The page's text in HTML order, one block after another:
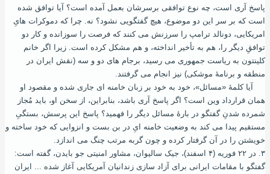
پاسخ آری است، چه نوع توافقی برسرشان بعمل آمده است؟ آیا توافق شده
است که بر سر این دو موضوع، هیچ گفتگویی نشود؟ نه. چرا که دموکرات هایِ
امریکایی، دونالد ترامپ را سرزنش می‌ کنند که فرصت را سوزانده و کار دو
توافقِ دیگر را، هم به تأخیر انداخته، و هم مشکل کرده‌ است. زیرا اگر خانم
کلینتون به ریاست جمهوری می ‌رسید، برجام‌ های دو و سه (نقش ایران در
منطقه و برنامۀ موشکی) نیز انجام می ‌گرفتند.
آیا کلمۀ «مسائل»، خود به خود بر زبان خامنه‌ ای جاری شده و مقصود او
همان قرارداد وین ‌است؟ اگر پاسخ آری باشد، بنابراین، از سخن او، باید مُجاز
شمرده شدنِ گفتگو در بارۀ مسائل دیگر را فهمید؟ پاسخ این پرسش، بستگیِ
مستقیم پیدا می‌ کند به وضعیت خامنه ‌ایِ در بن‌ بست و انزوایی که خود ساخته و
خویشتن را در آن گرفتار کرده و چون گربه مرتب چنگ می ‌اندازد.
۳. در ۲۲ فوریه (۴ اسفند)، جیک سالیوان، مشاور امنیتی جو بایدن، گفته است:
گفتگو با مقامات ایرانی برای آزاد سازی زندانیان آمریکایی آغاز شده ... ایران